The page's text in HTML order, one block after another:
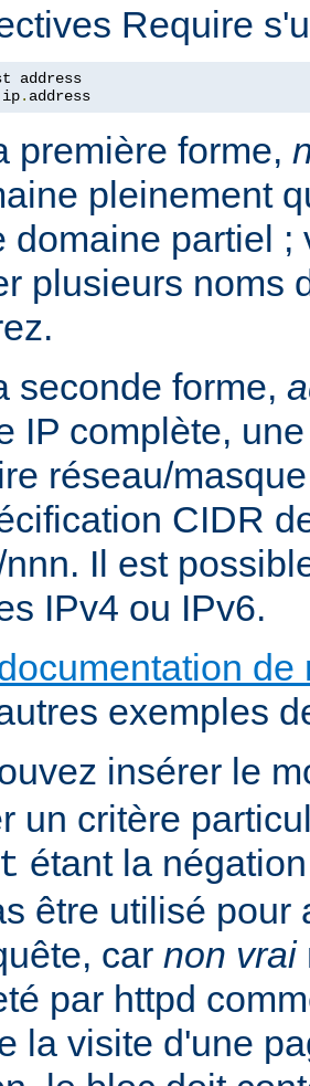
Require
. address
première forme,
pleinement
domaine partiel ;
plusieurs noms
seconde forme,
IP complète,
réseau/
CIDR
Il est
IPv4 ou IPv6.
de
exemples
insérer le
un critère
étant la
être utilisé pour
car non vrai
par httpd
la visite d'une